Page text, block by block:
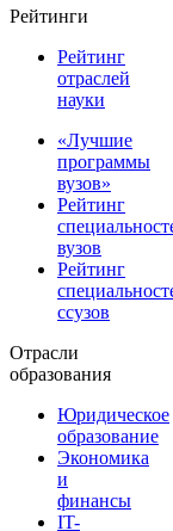
Рейтинги
Рейтинг
отраслей
науки
«Лучшие
программы
вузов»
Рейтинг
вузов
Рейтинг
ссузов
Отрасли
образования
Юридическое
образование
Экономика
и
финансы
IT-